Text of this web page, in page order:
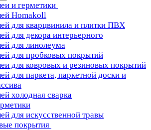
и герметики
Homakoll
для кварцвинила и плитки ПВХ
для декора интерьерного
для линолеума
для пробковых покрытий
для ковровых и резиновых покрытий
для паркета, паркетной доски и
холодная сварка
для искусственной травы
покрытия